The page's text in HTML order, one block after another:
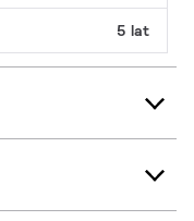
5 lat